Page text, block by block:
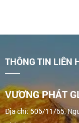
THÔNG TIN LIÊN
VƯƠNG PHÁT
Địa chỉ: 506/11/65,